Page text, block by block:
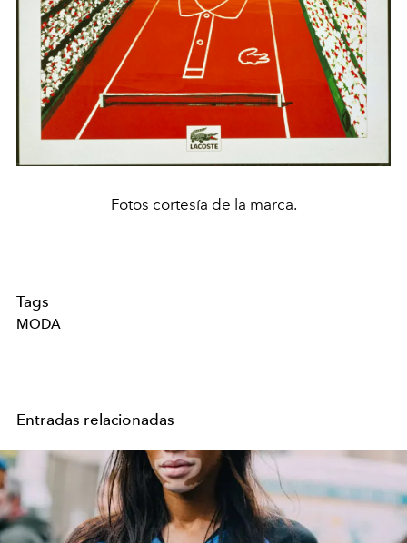
Fotos cortesía de la marca.
Tags
MODA
Entradas relacionadas